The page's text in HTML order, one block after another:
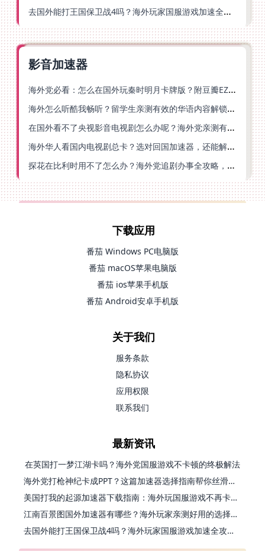
去国外能打王国保卫战4吗？海外玩家国服游戏加速全攻略（附公主连结幻想江湖实测）
影音加速器
海外党必看：怎么在国外玩秦时明月卡牌版？附豆瓣EZCast地区限制破解法
海外怎么听酷我畅听？留学生亲测有效的华语内容解锁指南
在国外看不了央视影音电视剧怎么办呢？海外党亲测有效的回国加速方案
海外华人看国内电视剧总卡？选对回国加速器，还能解决菲律宾打不开反诈中心的问题
探花在比利时用不了怎么办？海外党追剧办事全攻略，选对加速器就够了
下载应用
番茄 Windows PC电脑版
番茄 macOS苹果电脑版
番茄 ios苹果手机版
番茄 Android安卓手机版
关于我们
服务条款
隐私协议
应用权限
联系我们
最新资讯
在英国打一梦江湖卡吗？海外党国服游戏不卡顿的终极解法
海外党打枪神纪卡成PPT？这篇加速器选择指南帮你丝滑上分
美国打我的起源加速器下载指南：海外玩国服游戏不再卡的终极方案
江南百景图国外加速器有哪些？海外玩家亲测好用的选择与避坑指南
去国外能打王国保卫战4吗？海外玩家国服游戏加速全攻略（附公主连结幻想江湖实测）